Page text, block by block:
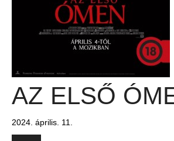
AZ ELSŐ
2024. április. 11.